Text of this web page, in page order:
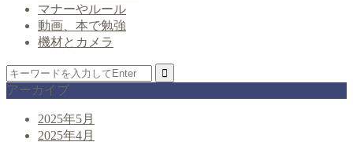
マナーやルール
動画、本で勉強
機材とカメラ
アーカイブ
2025年5月
2025年4月